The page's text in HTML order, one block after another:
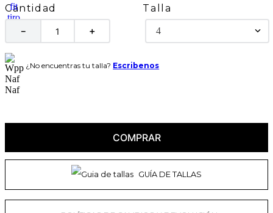
Cantidad
＋
－
Talla
4
¿No encuentras tu talla? Escribenos
COMPRAR
GUÍA DE TALLAS